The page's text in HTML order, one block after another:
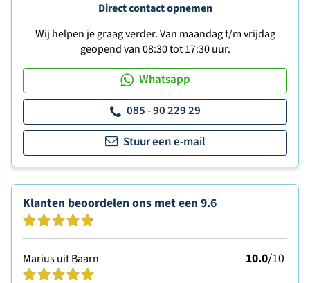
Direct contact opnemen
Wij helpen je graag verder. Van maandag t/m vrijdag
geopend van 08:30 tot 17:30 uur.
Whatsapp
085 - 90 229 29
Stuur een e-mail
Klanten beoordelen ons met een 9.6
Marius uit Baarn 10.0/10